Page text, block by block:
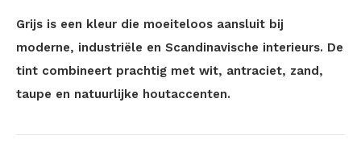
Grijs is een kleur die moeiteloos aansluit bij
moderne, industriële en Scandinavische interieurs. De
tint combineert prachtig met wit, antraciet, zand,
taupe en natuurlijke houtaccenten.